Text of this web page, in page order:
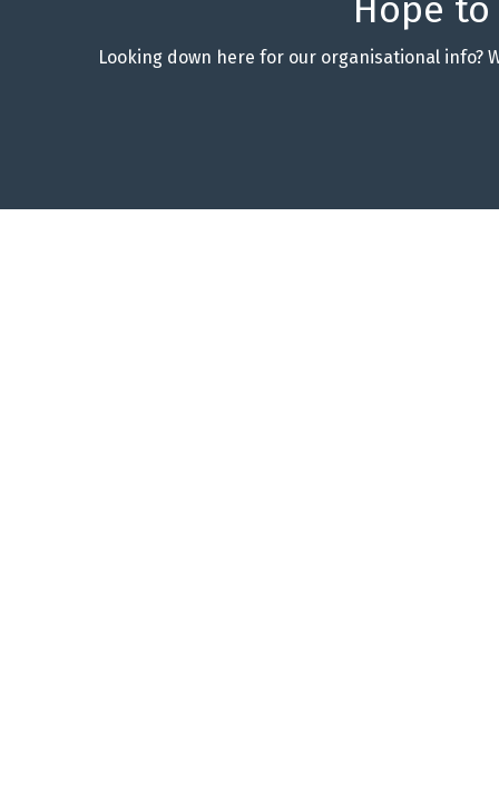
Hope
Looking down here for our organisational info?